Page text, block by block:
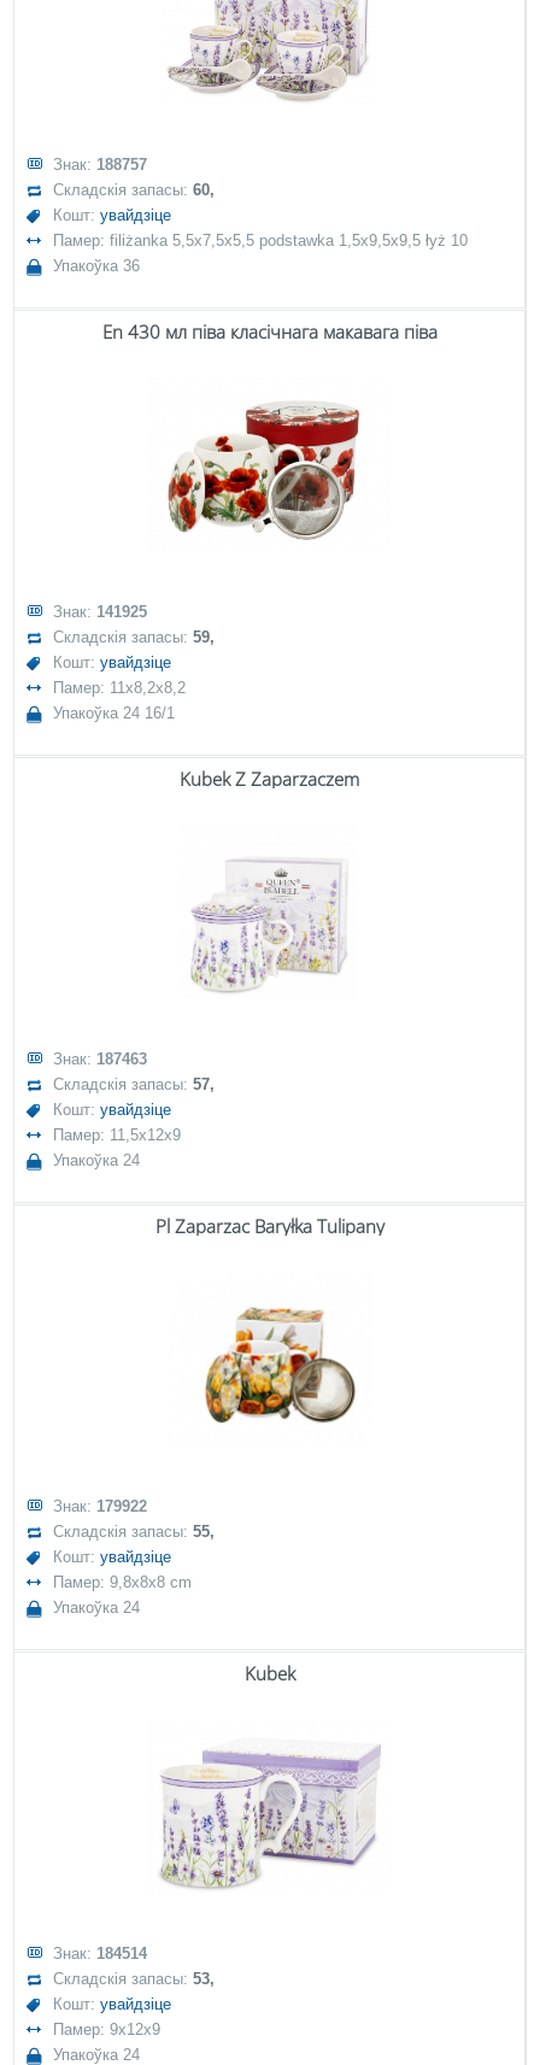
Знак: 188757
Складскія запасы:60,
Кошт:увайдзіце
Памер: filiżanka 5,5x7,5x5,5 podstawka 1,5x9,5x9,5 łyż 10
Упакоўка 36
En 430 мл піва класічнага макавага піва
Знак: 141925
Складскія запасы:59,
Кошт:увайдзіце
Памер: 11x8,2x8,2
Упакоўка 24 16/1
Kubek Z Zaparzaczem
Знак: 187463
Складскія запасы:57,
Кошт:увайдзіце
Памер: 11,5x12x9
Упакоўка 24
Pl Zaparzac Baryłka Tulipany
Знак: 179922
Складскія запасы:55,
Кошт:увайдзіце
Памер: 9,8x8x8 cm
Упакоўка 24
Kubek
Знак: 184514
Складскія запасы:53,
Кошт:увайдзіце
Памер: 9x12x9
Упакоўка 24